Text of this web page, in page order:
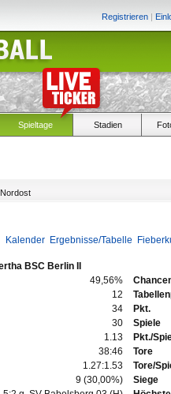
Registrieren |
Spieltage Stadien
Kalender Ergebnisse/Tabelle
BSC Berlin II
49,56%
12
34
Pkt.
30
Spiele
1.13
Pkt./
38:46
Tore
1.27:1.53
Tore/
9 (30,00%)
Siege